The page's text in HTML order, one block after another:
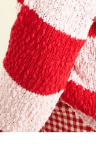
nostra
e scopri in
e i progetti speciali.
email*